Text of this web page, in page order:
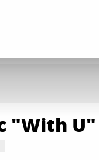
"With U"